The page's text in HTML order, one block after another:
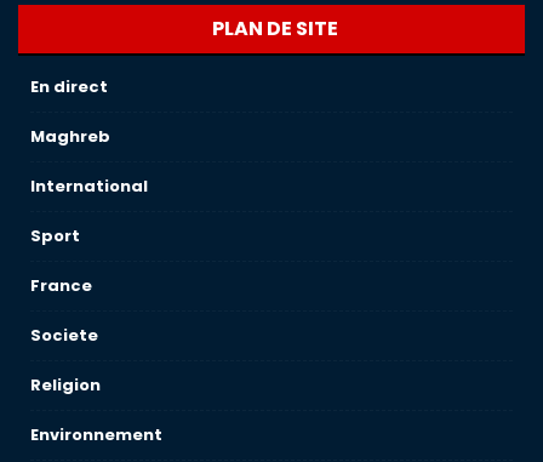
PLAN DE SITE
En direct
Maghreb
International
Sport
France
Societe
Religion
Environnement